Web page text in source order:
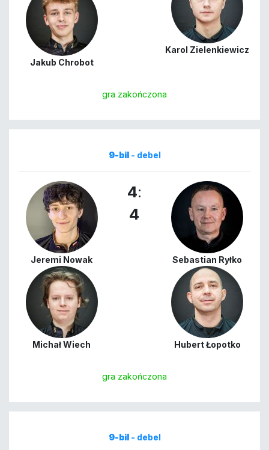
Jakub Chrobot
Karol Zielenkiewicz
gra zakończona
9-bil- debel
Jeremi Nowak
Michał Wiech
4:
4
Sebastian Ryłko
Hubert Łopotko
gra zakończona
9-bil- debel